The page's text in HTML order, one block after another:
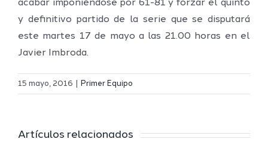
acabar imponiéndose por 61-81 y forzar el quinto
y definitivo partido de la serie que se disputará
este martes 17 de mayo a las 21.00 horas en el
Javier Imbroda.
15 mayo, 2016 Primer Equipo
Artículos relacionados
El Melilla
del